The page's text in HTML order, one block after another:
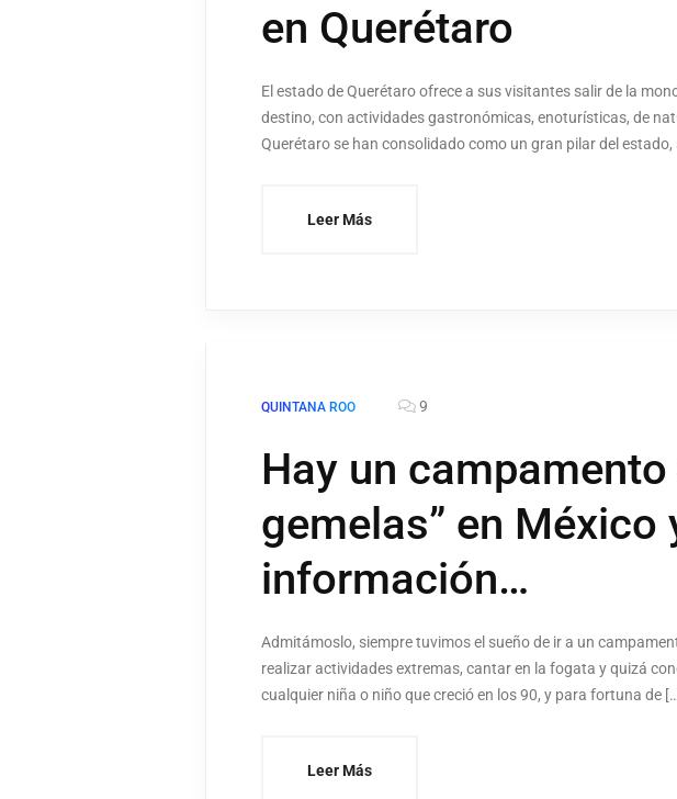
en Querétaro
El estado de Querétaro ofrece a sus visitantes salir de la
destino, con actividades gastronómicas, enoturísticas, de
Querétaro se han consolidado como un gran pilar del
Leer Más
QUINTANA ROO 9
Hay un
gemelas” en
información…
Admitámoslo, siempre tuvimos el sueño de ir a un
realizar actividades extremas, cantar en la fogata y quizá
cualquier niña o niño que creció en los 90, y para fortuna de
Leer Más